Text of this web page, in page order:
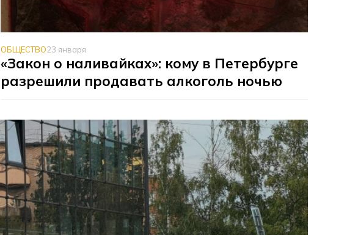
ОБЩЕСТВО23 января
«Закон о наливайках»: кому в Петербурге
разрешили продавать алкоголь ночью